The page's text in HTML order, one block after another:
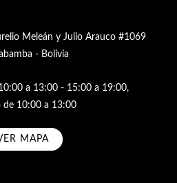
Meleán y Julio Arauco #1069
- Bolivia
a 13:00 - 15:00 a 19:00,
de 10:00 a 13:00
MAPA